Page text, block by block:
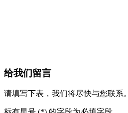
给我们留言
请填写下表，我们将尽快与您联系。